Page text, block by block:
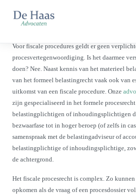
Voor fiscale procedures geldt er geen
procesvertegenwoordiging. Is het daarmee
doen? Nee. Naast kennis van het materieel
van het formeel belastingrecht vaak ook van
uitkomst van een fiscale procedure. Onze
zijn gespecialiseerd in het formele
belastingplichtigen of inhoudingsplichtigen
bezwaarfase tot in hoger beroep (of zelfs in
samenspraak met de belastingadviseur of
belastingplichtige of inhoudingsplichtige,
de achtergrond.
Het fiscale procesrecht is complex. Zo
opkomen als de vraag of een procesdossier